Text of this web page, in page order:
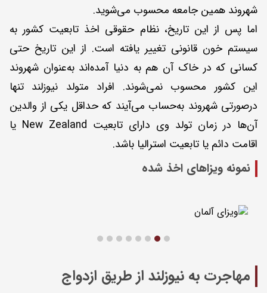
شهروند همین جامعه محسوب می‌شوید.
اما پس از این تاریخ، نظام حقوقی اخذ تابعیت کشور به
سیستم خون قانونی تغییر یافته است. از این تاریخ حتی
کسانی که در خاک آن هم به دنیا آمده‌اند به‌عنوان شهروند
این کشور محسوب نمی‌شوند. افراد متولد نیوزلند تنها
در‌صورتی شهروند به‌حساب می‌آیند که حداقل یکی از والدین
آن‌ها در زمان تولد وی دارای تابعیت New Zealand یا
اقامت دائم یا تابعیت استرالیا باشد.
نمونه ویزاهای اخذ شده
مهاجرت به نیوزلند از طریق ازدواج